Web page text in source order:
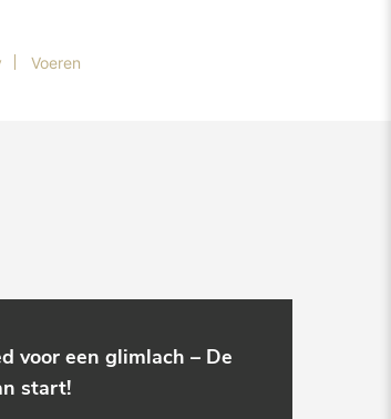
Voeren
voor een glimlach – De
start!